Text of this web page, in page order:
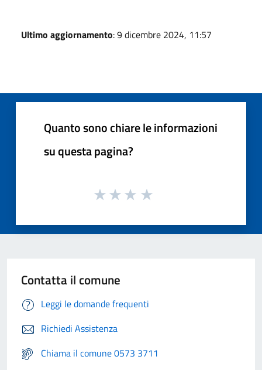
Ultimo aggiornamento: 9 dicembre 2024, 11:57
Quanto sono chiare le informazioni
su questa pagina?
Contatta il comune
Leggi le domande frequenti
Richiedi Assistenza
Chiama il comune 0573 3711